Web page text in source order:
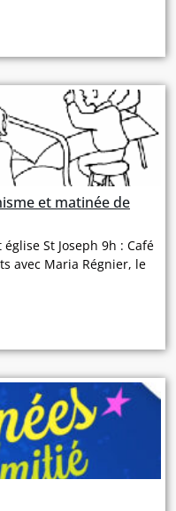
et matinée de
St Joseph 9h : Café
avec Maria Régnier, le